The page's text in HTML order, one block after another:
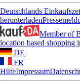
Deutschlands
herunterladen
Member of
location based shopping
DE
FR
HilfeImpressum